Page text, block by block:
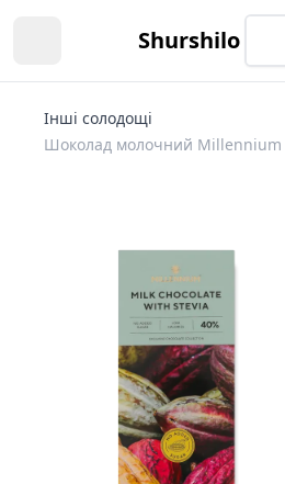
Shurshilo
Інші солодощі
Шоколад молочний Millennium